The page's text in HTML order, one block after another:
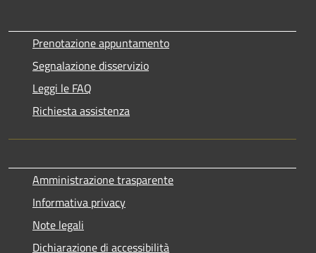
Prenotazione appuntamento
Segnalazione disservizio
Leggi le FAQ
Richiesta assistenza
Amministrazione trasparente
Informativa privacy
Note legali
Dichiarazione di accessibilità